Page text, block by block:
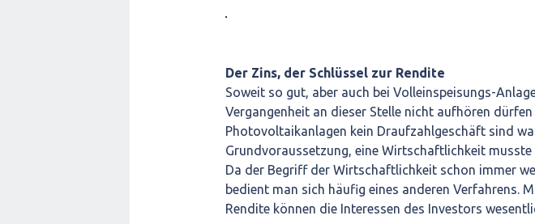
Der Zins, der Schlüssel zur Rendite
Soweit so gut, aber auch bei Volleinspeisungs-
Vergangenheit an dieser Stelle nicht aufhören dürfen
Photovoltaikanlagen kein Draufzahlgeschäft sind
Grundvoraussetzung, eine Wirtschaftlichkeit musste
Da der Begriff der Wirtschaftlichkeit schon immer
bedient man sich häufig eines anderen Verfahrens.
Rendite können die Interessen des Investors